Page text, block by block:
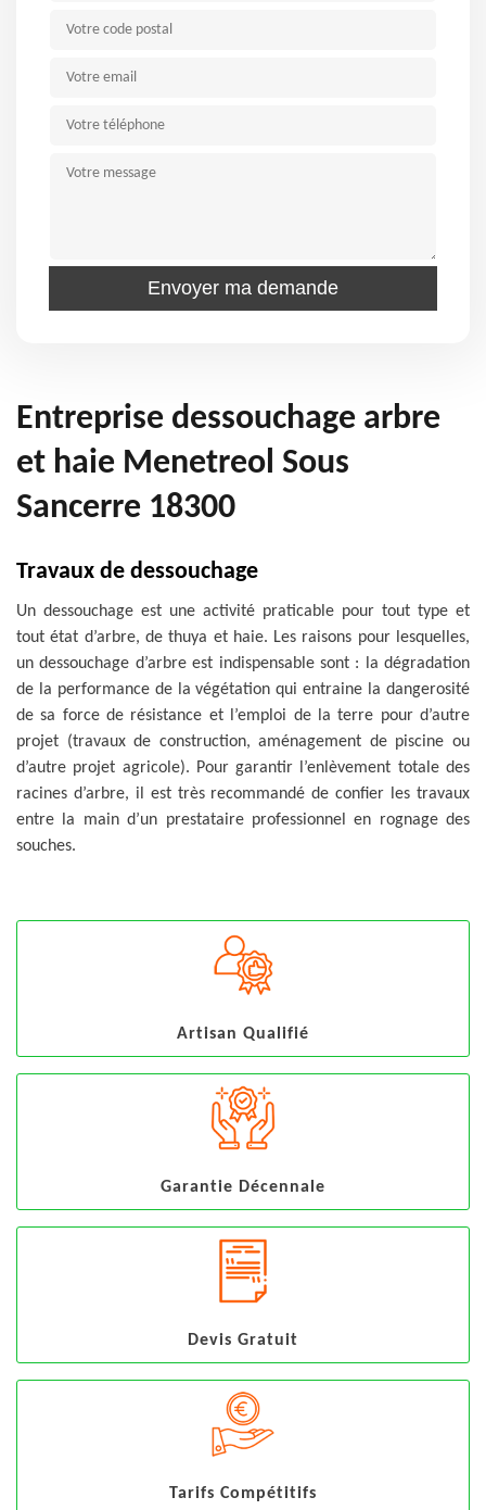
Entreprise dessouchage arbre
et haie Menetreol Sous
Sancerre 18300
Travaux de dessouchage
Un dessouchage est une activité praticable pour tout type et
tout état d’arbre, de thuya et haie. Les raisons pour lesquelles,
un dessouchage d’arbre est indispensable sont : la dégradation
de la performance de la végétation qui entraine la dangerosité
de sa force de résistance et l’emploi de la terre pour d’autre
projet (travaux de construction, aménagement de piscine ou
d’autre projet agricole). Pour garantir l’enlèvement totale des
racines d’arbre, il est très recommandé de confier les travaux
entre la main d’un prestataire professionnel en rognage des
souches.
Artisan Qualifié
Garantie Décennale
Devis Gratuit
Tarifs Compétitifs